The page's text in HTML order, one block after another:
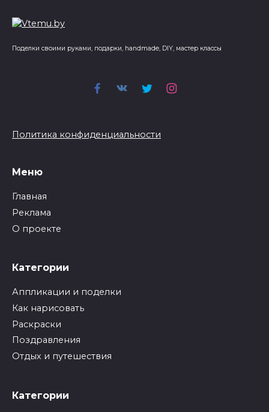
Поделки своими руками, подарки, handmade, DIY, мастер классы
Политика конфиденциальности
Меню
Главная
Реклама
О проекте
Категории
Аппликации и поделки
Как нарисовать
Раскраски
Поздравления
Отдых и путешествия
Категории